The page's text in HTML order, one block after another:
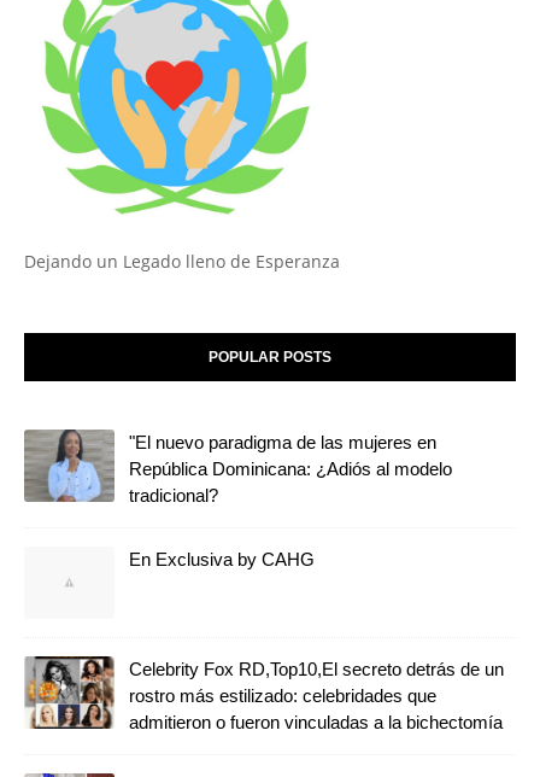
Dejando un Legado lleno de Esperanza
POPULAR POSTS
"El nuevo paradigma de las mujeres en
República Dominicana: ¿Adiós al modelo
tradicional?
En Exclusiva by CAHG
Celebrity Fox RD,Top10,El secreto detrás de un
rostro más estilizado: celebridades que
admitieron o fueron vinculadas a la bichectomía